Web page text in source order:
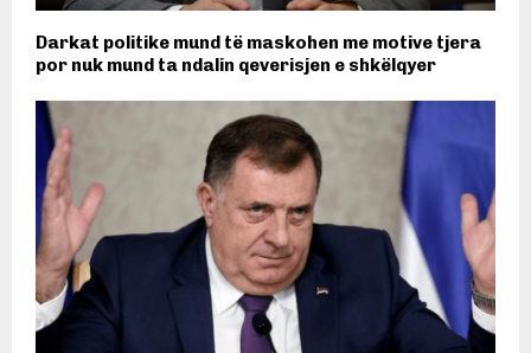
Darkat politike mund të maskohen me motive tjera
por nuk mund ta ndalin qeverisjen e shkëlqyer